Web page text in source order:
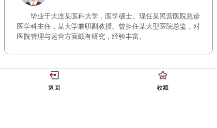
毕业于大连某医科大学，医学硕士。现任某民营医院急诊
医学科主任，某大学兼职副教授。曾担任某大型医院总监，对
医院管理与运营方面颇有研究，经验丰富。
返回 收藏